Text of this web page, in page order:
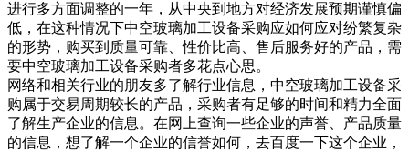
进行多方面调整的一年，从中央到地方对经济发展预期谨慎偏
低，在这种情况下中空玻璃加工设备采购应如何应对纷繁复杂
的形势，购买到质量可靠、性价比高、售后服务好的产品，需
要中空玻璃加工设备采购者多花点心思。
网络和相关行业的朋友多了解行业信息，中空玻璃加工设备采
购属于交易周期较长的产品，采购者有足够的时间和精力全面
了解生产企业的信息。在网上查询一些企业的声誉、产品质量
的信息，想了解一个企业的信誉如何，去百度一下这个企业，